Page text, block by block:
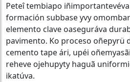
Peteî tembiapo iñimportantevéva
formación subbase yvy
elemento clave oaseguráva
pavimento. Ko proceso
cemento tape ári, upéi
reheve ojehupyty haguã
ikatúva.